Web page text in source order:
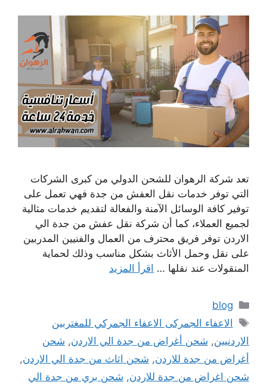
تعد شركة الرهوان للشحن الدولي من كبرى الشركات
التي توفر خدمات نقل العفش من جدة فهي تعمل على
توفير كافة الوسائل الآمنة والفعالة لتقديم خدمات مثالية
لجميع العملاء، كما أن شركة نقل عفش من جدة الي
الاردن توفر فريق محترف من العمال والفنيين المدربين
على نقل وحمل الأثاث بشكل مناسب وذلك لحماية
المنقولات عند نقلها … اقرأ المزيد
التصنيفات
blog
الوسوم
الاعفاء الجمركى الاعفاء الجمركي للمغتربين
الاردنيين, شحن أغراض من جدة الي الاردن, شحن
أغراض من جدة للاردن, شحن اثاث من جدة الي الاردن,
شحن اغراض من جدة للاردن, شحن بري من جدة الي